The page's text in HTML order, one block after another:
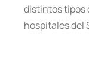
distintos tipos
hospitales del